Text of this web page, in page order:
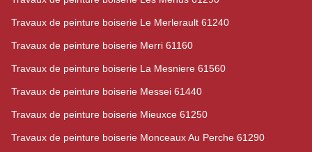
Travaux de peinture boiserie Le Merlerault 61240
Travaux de peinture boiserie Merri 61160
Travaux de peinture boiserie La Mesniere 61560
Travaux de peinture boiserie Messei 61440
Travaux de peinture boiserie Mieuxce 61250
Travaux de peinture boiserie Monceaux Au Perche 61290